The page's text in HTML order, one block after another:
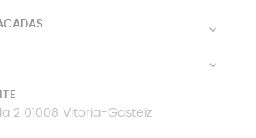


2 01008 Vitoria-Gasteiz